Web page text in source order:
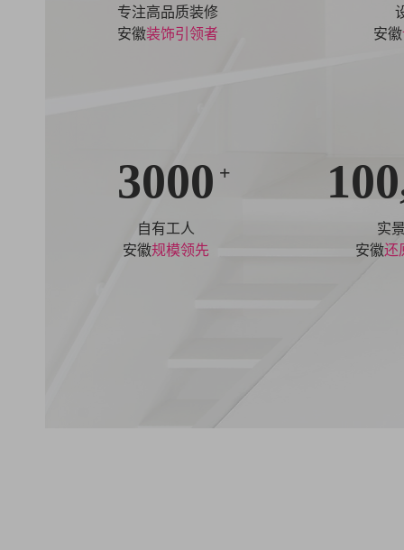
专注高品质装修
安徽装饰引领者
安徽
3000 +
自有工人
安徽规模领先
实
安徽还